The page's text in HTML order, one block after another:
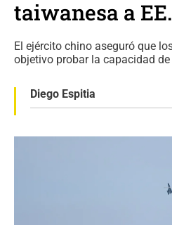
taiwanesa a
El ejército chino aseguró que
objetivo probar la capacidad
Diego Espitia